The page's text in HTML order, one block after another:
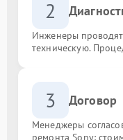
2
Инженеры
техническую.
3 Договор
Менеджеры
ремонта Sony: